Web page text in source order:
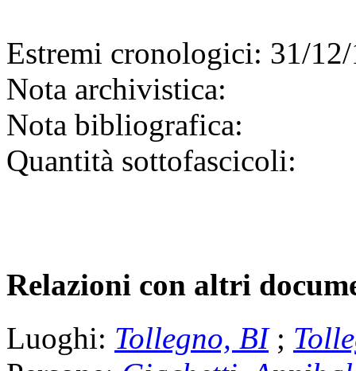
Estremi cronologici: 31/
Nota archivistica:
Nota bibliografica:
Quantità sottofascicoli:
Relazioni con altri
Luoghi: Tollegno, BI;